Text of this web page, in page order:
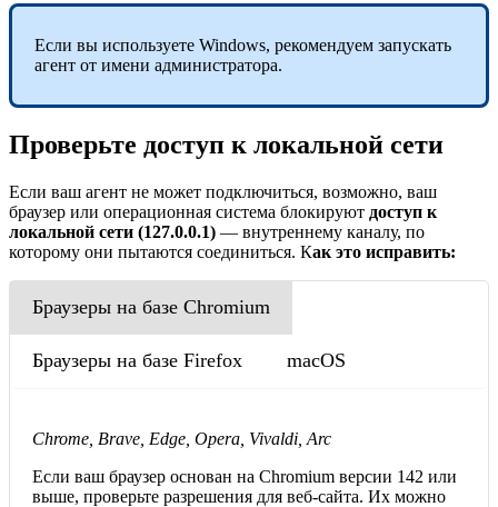
Если вы используете Windows, рекомендуем запускать
агент от имени администратора.
Проверьте доступ к локальной сети
Если ваш агент не может подключиться, возможно, ваш
браузер или операционная система блокируют доступ к
локальной сети (127.0.0.1) — внутреннему каналу, по
которому они пытаются соединиться. Как это исправить:
Браузеры на базе Chromium
Браузеры на базе Firefox macOS
Chrome, Brave, Edge, Opera, Vivaldi, Arc
Если ваш браузер основан на Chromium версии 142 или
выше, проверьте разрешения для веб-сайта. Их можно